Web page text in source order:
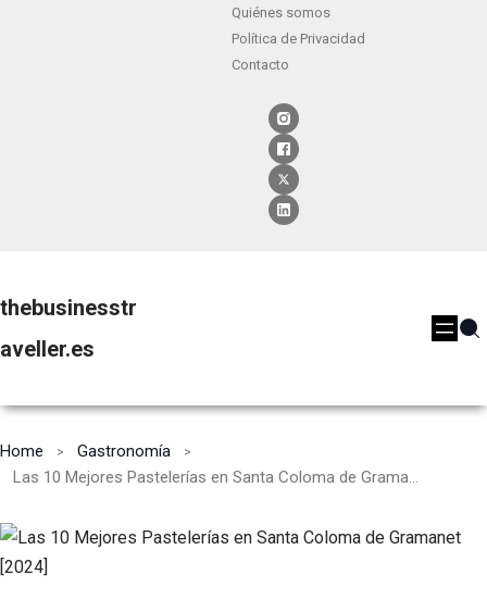
Quiénes somos
Política de Privacidad
Contacto
thebusinesstr
aveller.es
Home
Gastronomía
Las 10 Mejores Pastelerías en Santa Coloma de Gramanet [2024]